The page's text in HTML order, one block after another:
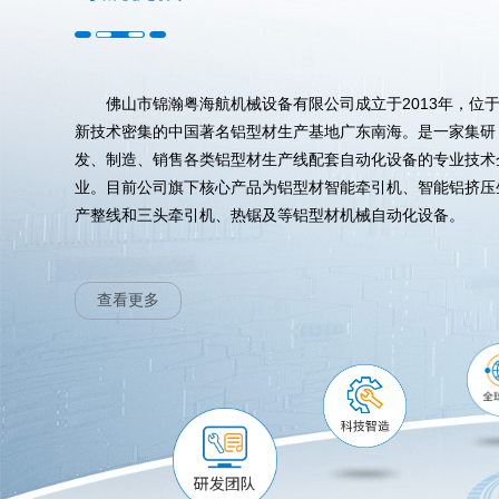
佛山市锦瀚粤海航机械设备有限公司成立于2013年，位
新技术密集的中国著名铝型材生产基地广东南海。是一家集研
发、制造、销售各类铝型材生产线配套自动化设备的专业技术
业。目前公司旗下核心产品为铝型材智能牵引机、智能铝挤压
产整线和三头牵引机、热锯及等铝型材机械自动化设备。
查看更多